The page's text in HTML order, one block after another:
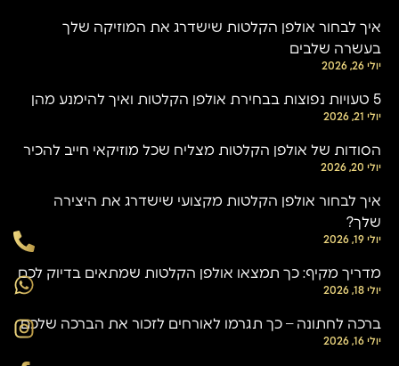
איך לבחור אולפן הקלטות שישדרג את המוזיקה שלך
בעשרה שלבים
יולי 26, 2026
5 טעויות נפוצות בבחירת אולפן הקלטות ואיך להימנע מהן
יולי 21, 2026
הסודות של אולפן הקלטות מצליח שכל מוזיקאי חייב להכיר
יולי 20, 2026
איך לבחור אולפן הקלטות מקצועי שישדרג את היצירה
שלך?
יולי 19, 2026
מדריך מקיף: כך תמצאו אולפן הקלטות שמתאים בדיוק לכם
יולי 18, 2026
ברכה לחתונה – כך תגרמו לאורחים לזכור את הברכה שלכם
יולי 16, 2026